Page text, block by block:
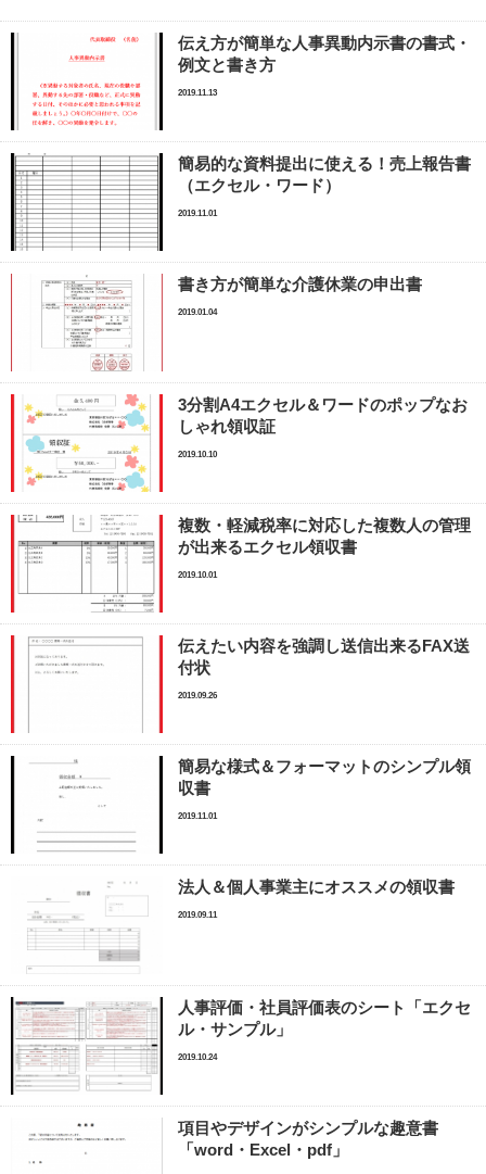
伝え方が簡単な人事異動内示書の書式・
例文と書き方
2019.11.13
簡易的な資料提出に使える！売上報告書
（エクセル・ワード）
2019.11.01
書き方が簡単な介護休業の申出書
2019.01.04
3分割A4エクセル＆ワードのポップなお
しゃれ領収証
2019.10.10
複数・軽減税率に対応した複数人の管理
が出来るエクセル領収書
2019.10.01
伝えたい内容を強調し送信出来るFAX送
付状
2019.09.26
簡易な様式＆フォーマットのシンプル領
収書
2019.11.01
法人＆個人事業主にオススメの領収書
2019.09.11
人事評価・社員評価表のシート「エクセ
ル・サンプル」
2019.10.24
項目やデザインがシンプルな趣意書
「word・Excel・pdf」